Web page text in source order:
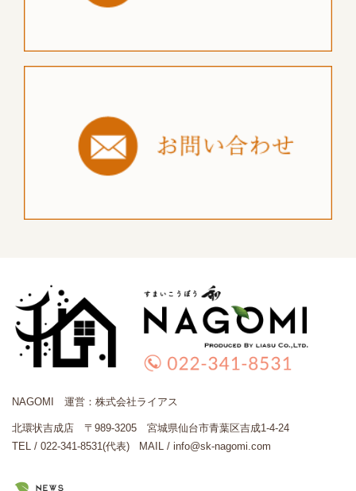
NAGOMI 運営：株式会社ライアス
北環状吉成店 〒989-3205 宮城県仙台市青葉区吉成1-4-24
TEL / 022-341-8531(代表)
MAIL / info@sk-nagomi.com